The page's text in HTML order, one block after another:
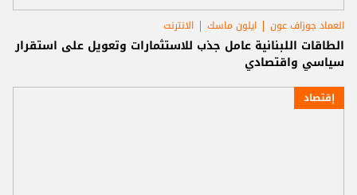
العماد جوزاف عون ايلون ماسك الانترنت
الطاقات اللبنانية عامل جذب للاستثمارات وتعويل على استقرار
سياسي واقتصادي
إقتصاد